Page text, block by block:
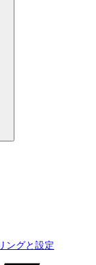
ングと設定